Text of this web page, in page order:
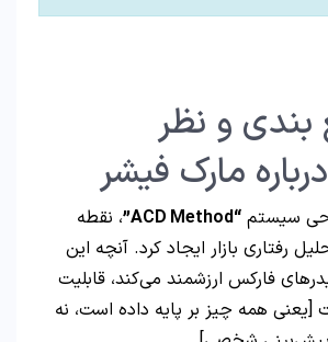
و نظر
مارک فیشر
سیستم “ACD Method”
، نقطه
رفتاری بازار ایجاد کرد. آنچه این
فارکس ارزشمند می‌کند، قابلیت
[یعنی همه چیز بر پایه داده است، نه